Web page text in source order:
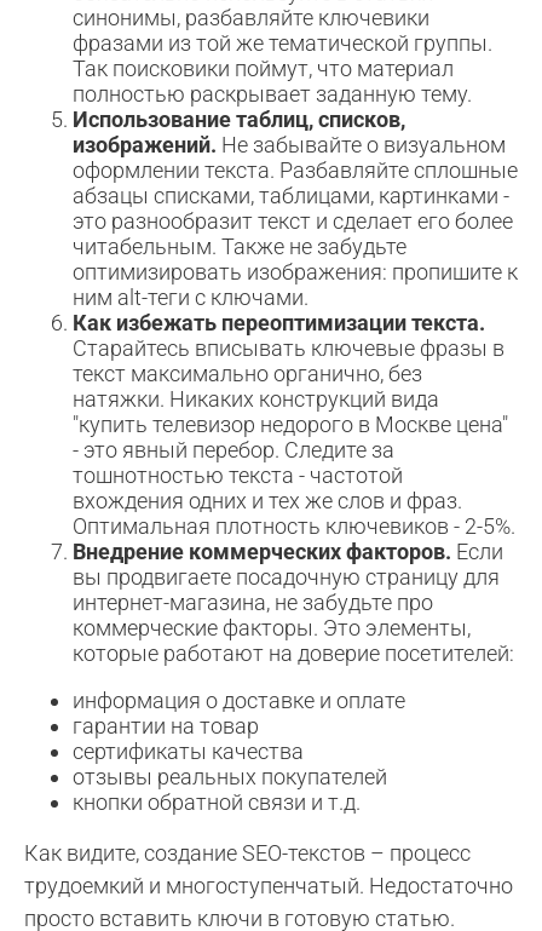
синонимы, разбавляйте ключевики
фразами из той же тематической группы.
Так поисковики поймут, что материал
полностью раскрывает заданную тему.
Использование таблиц, списков,
изображений. Не забывайте о визуальном
оформлении текста. Разбавляйте сплошные
абзацы списками, таблицами, картинками -
это разнообразит текст и сделает его более
читабельным. Также не забудьте
оптимизировать изображения: пропишите к
ним alt-теги с ключами.
Как избежать переоптимизации текста.
Старайтесь вписывать ключевые фразы в
текст максимально органично, без
натяжки. Никаких конструкций вида
"купить телевизор недорого в Москве цена"
- это явный перебор. Следите за
тошнотностью текста - частотой
вхождения одних и тех же слов и фраз.
Оптимальная плотность ключевиков - 2-5%.
Внедрение коммерческих факторов. Если
вы продвигаете посадочную страницу для
интернет-магазина, не забудьте про
коммерческие факторы. Это элементы,
которые работают на доверие посетителей:
информация о доставке и оплате
гарантии на товар
сертификаты качества
отзывы реальных покупателей
кнопки обратной связи и т.д.
Как видите, создание SEO-текстов – процесс
трудоемкий и многоступенчатый. Недостаточно
просто вставить ключи в готовую статью.